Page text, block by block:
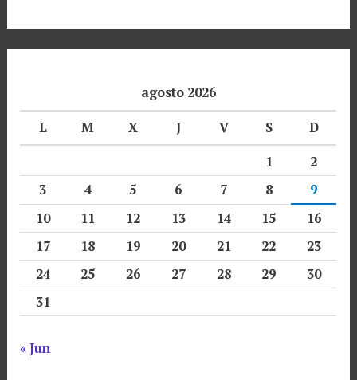
agosto 2026
L
M X J V S
D
1
2
3
4 5 6 7 8
9
10
11 12 13 14 15
16
17
18 19 20 21 22
23
24
25 26 27 28 29
30
31
« Jun